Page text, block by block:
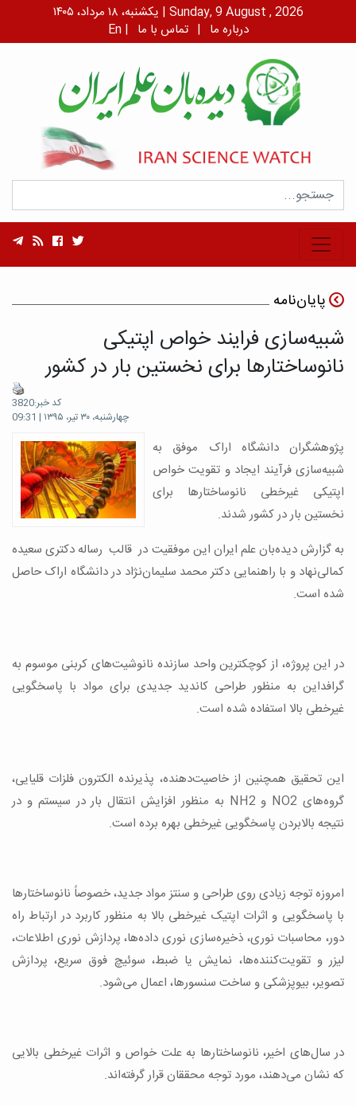
یکشنبه، ۱۸ مرداد، ۱۴۰۵ | Sunday, 9 August , 2026
En | درباره ما | تماس با ما
پایان‌نامه
شبیه‌سازی فرایند خواص اپتیکی
نانوساختارها برای نخستین بار در کشور
کد خبر:3820
چهارشنبه، ۳۰ تیر، ۱۳۹۵ | 09:31
پژوهشگران دانشگاه اراک موفق به
شبیه‌سازی فرآیند ایجاد و تقویت خواص
اپتیکی غیرخطی نانوساختارها برای
نخستین بار در کشور شدند.
به گزارش دیده‌بان علم ایران ‌این موفقیت در قالب رساله دکتری سعیده
کمالی‌نهاد و با راهنمایی دکتر محمد سلیمان‌نژاد در دانشگاه اراک حاصل
شده است.
در این پروژه، از کوچکترین واحد سازنده نانوشیت‌های کربنی موسوم به
گرافداین به منظور طراحی کاندید جدیدی برای مواد با پاسخگویی
غیرخطی بالا استفاده شده است.
این تحقیق همچنین از خاصیت‌دهنده، پذیرنده الکترون فلزات قلیایی،
گروه‌های NO2 و NH2 به منظور افزایش انتقال بار در سیستم و در
نتیجه بالابردن پاسخگویی غیرخطی بهره برده است.
امروزه توجه زیادی روی طراحی و سنتز مواد جدید، خصوصاً نانوساختارها
با پاسخگویی و اثرات اپتیک غیرخطی بالا به منظور کاربرد در ارتباط راه
دور، محاسبات نوری، ذخیره‌سازی نوری داده‌ها، پردازش نوری اطلاعات،
لیزر و تقویت‌کننده‌ها، نمایش یا ضبط، سوئیچ فوق سریع، پردازش
تصویر، بیوپزشکی و ساخت سنسورها، اعمال می‌شود.
در سال‌های اخیر، نانوساختارها به علت خواص و اثرات غیرخطی بالایی
که نشان می‌دهند، مورد توجه محققان قرار گرفته‌اند.